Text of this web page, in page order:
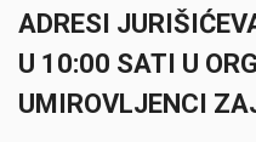
ADRESI
U 10:00 SATI U
UMIROVLJENCI